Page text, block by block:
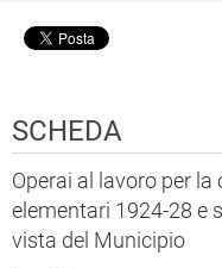
SCHEDA
Operai al lavoro per
elementari 1924-28 e
vista del Municipio